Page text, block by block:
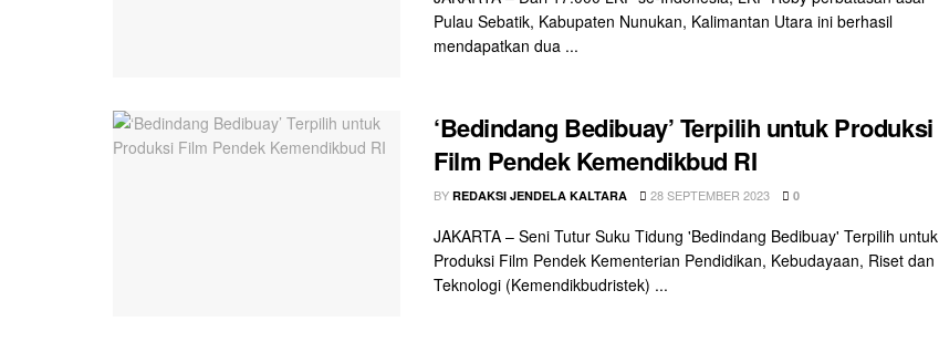
Pulau Sebatik, Kabupaten Nunukan, Kalimantan Utara ini berhasil
mendapatkan dua ...
‘Bedindang Bedibuay’ Terpilih untuk Produksi
Film Pendek Kemendikbud RI
BY REDAKSI JENDELA KALTARA 28 SEPTEMBER 2023 0
JAKARTA – Seni Tutur Suku Tidung 'Bedindang Bedibuay' Terpilih untuk
Produksi Film Pendek Kementerian Pendidikan, Kebudayaan, Riset dan
Teknologi (Kemendikbudristek) ...